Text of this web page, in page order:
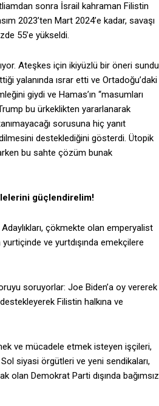
sonra İsrail kahraman Filistin
2023’ten Mart 2024’e kadar, savaşı
55’e yükseldi.
Ateşkes için ikiyüzlü bir öneri sundu
yalanında ısrar etti ve Ortadoğu’daki
giydi ve Hamas’ın “masumları
bu ürkeklikten yararlanarak
sorusuna hiç yanıt
desteklediğini gösterdi. Ütopik
bu sahte çözüm bunak
güçlendirelim!
Adaylıkları, çökmekte olan emperyalist
ve yurtdışında emekçilere
soruyorlar: Joe Biden’a oy vererek
Filistin halkına ve
ve mücadele etmek isteyen işçileri,
siyasi örgütleri ve yeni sendikaları,
Demokrat Parti dışında bağımsız